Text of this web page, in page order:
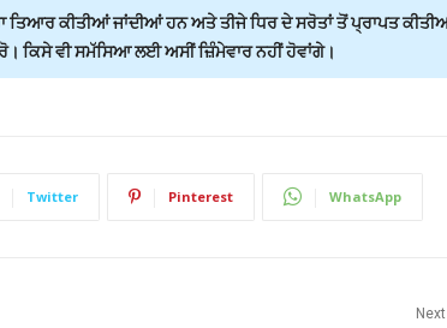
ਕੀਤੀਆਂ ਜਾਂਦੀਆਂ ਹਨ ਅਤੇ ਤੀਜੇ ਧਿਰ ਦੇ ਸਰੋਤਾਂ ਤੋਂ ਪ੍ਰਾਪਤ
ਵੀ ਸਮੱਸਿਆ ਲਈ ਅਸੀਂ ਜ਼ਿੰਮੇਵਾਰ ਨਹੀਂ ਹੋਵਾਂਗੇ।
Twitter Pinterest WhatsApp